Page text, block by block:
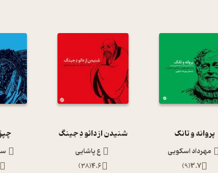
پروانه و تانک
مهرداد اسکویی
3.7
(
9
)
شنیدن از دائو دِ جینگ
ع پاشایی
4.6
(
38
)